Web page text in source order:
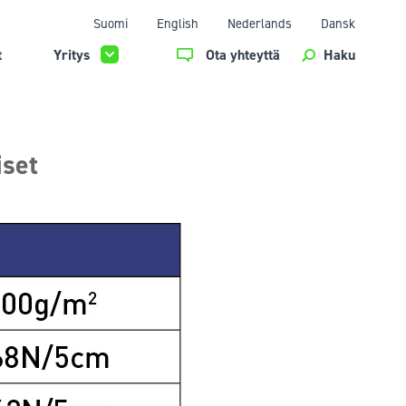
Suomi English Nederlands Dansk
Yritys Ota yhteyttä Haku